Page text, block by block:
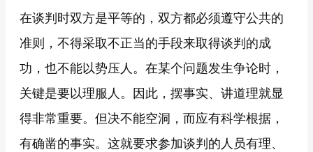
在谈判时双方是平等的，双方都必须遵守公共的
准则，不得采取不正当的手段来取得谈判的成
功，也不能以势压人。在某个问题发生争论时，
关键是要以理服人。因此，摆事实、讲道理就显
得非常重要。但决不能空洞，而应有科学根据，
有确凿的事实。这就要求参加谈判的人员有理、